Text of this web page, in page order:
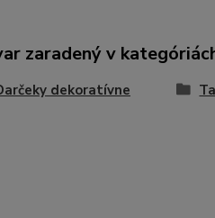
zaradený v
dekoratívne